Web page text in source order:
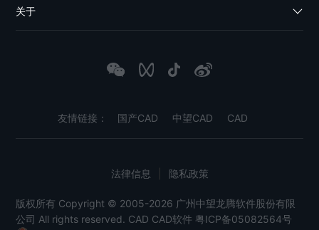
关于
友情链接： 国产CAD 中望CAD CAD
版权所有 Copyright © 2005-2026 广州中望龙腾软件股份有限
公司 All rights reserved. CAD CAD软件 粤ICP备05082564号
法律信息 隐私政策